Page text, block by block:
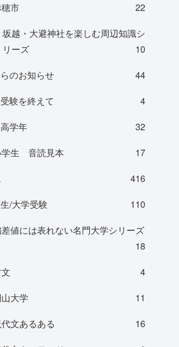
市
22
坂越・大避神社を楽しむ周辺知識シ
リーズ
10
のお知らせ
44
験を終えて
4
学年
32
生 音読見本
17
416
/大学受験
110
値には表れない名門大学シリーズ
18
4
大学
11
文あるある
16